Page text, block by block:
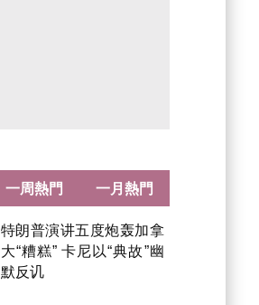
特朗普演讲五度炮轰加拿
大“糟糕” 卡尼以“典故”幽
默反讥
一周熱門 一月熱門